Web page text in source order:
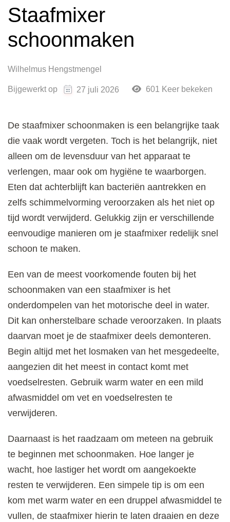
Staafmixer
schoonmaken
Wilhelmus Hengstmengel
Bijgewerkt op 27 juli 2026 601 Keer bekeken
De staafmixer schoonmaken is een belangrijke taak
die vaak wordt vergeten. Toch is het belangrijk, niet
alleen om de levensduur van het apparaat te
verlengen, maar ook om hygiëne te waarborgen.
Eten dat achterblijft kan bacteriën aantrekken en
zelfs schimmelvorming veroorzaken als het niet op
tijd wordt verwijderd. Gelukkig zijn er verschillende
eenvoudige manieren om je staafmixer redelijk snel
schoon te maken.
Een van de meest voorkomende fouten bij het
schoonmaken van een staafmixer is het
onderdompelen van het motorische deel in water.
Dit kan onherstelbare schade veroorzaken. In plaats
daarvan moet je de staafmixer deels demonteren.
Begin altijd met het losmaken van het mesgedeelte,
aangezien dit het meest in contact komt met
voedselresten. Gebruik warm water en een mild
afwasmiddel om vet en voedselresten te
verwijderen.
Daarnaast is het raadzaam om meteen na gebruik
te beginnen met schoonmaken. Hoe langer je
wacht, hoe lastiger het wordt om aangekoekte
resten te verwijderen. Een simpele tip is om een
kom met warm water en een druppel afwasmiddel te
vullen, de staafmixer hierin te laten draaien en deze